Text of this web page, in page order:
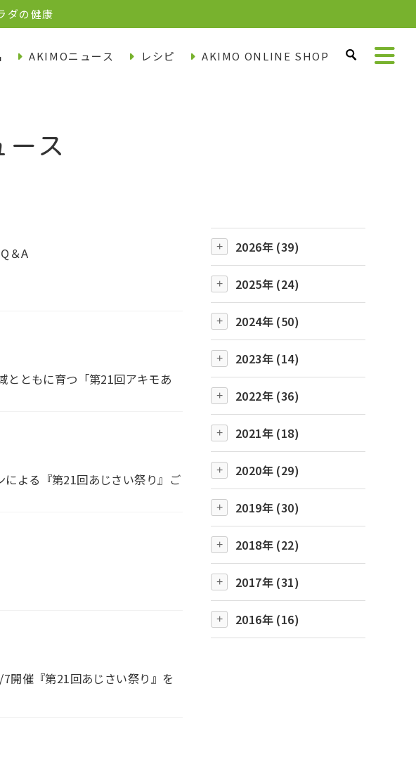
ダの健康
AKIMOニュース レシピ AKIMO ONLINE SHOP
ース
＆A
とともに育つ「第21回アキモあ
による『第21回あじさい祭り』ご
開催『第21回あじさい祭り』を
2026年 (39)
2025年 (24)
2024年 (50)
2023年 (14)
2022年 (36)
2021年 (18)
2020年 (29)
2019年 (30)
2018年 (22)
2017年 (31)
2016年 (16)